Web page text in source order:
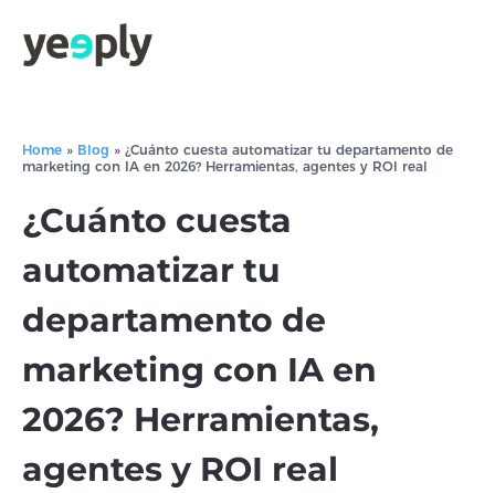
Home » Blog » ¿Cuánto cuesta automatizar tu departamento de
marketing con IA en 2026? Herramientas, agentes y ROI real
¿Cuánto cuesta
automatizar tu
departamento de
marketing con IA en
2026? Herramientas,
agentes y ROI real